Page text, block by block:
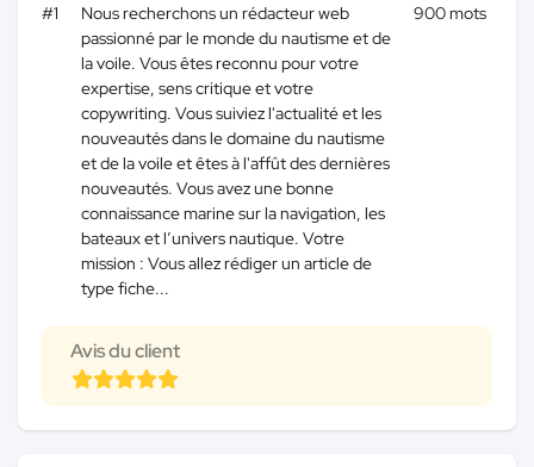
#1
Nous recherchons un rédacteur web
passionné par le monde du nautisme et de
la voile. Vous êtes reconnu pour votre
expertise, sens critique et votre
copywriting. Vous suiviez l'actualité et les
nouveautés dans le domaine du nautisme
et de la voile et êtes à l'affût des dernières
nouveautés. Vous avez une bonne
connaissance marine sur la navigation, les
bateaux et l’univers nautique. Votre
mission : Vous allez rédiger un article de
type fiche...
900 mots
Avis du client